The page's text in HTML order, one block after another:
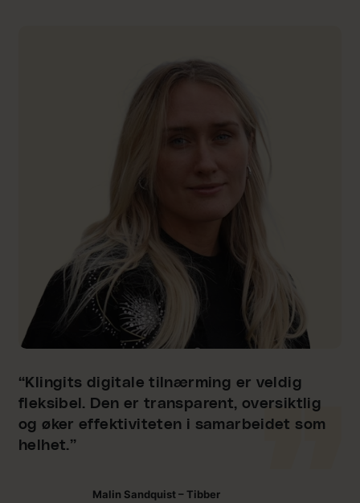
“Klingits digitale tilnærming er veldig
fleksibel. Den er transparent, oversiktlig
og øker effektiviteten i samarbeidet som
helhet.”
Malin Sandquist – Tibber